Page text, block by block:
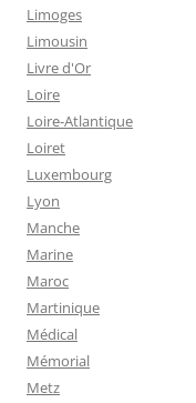
Limoges
Limousin
Livre d'Or
Loire
Loire-Atlantique
Loiret
Luxembourg
Lyon
Manche
Marine
Maroc
Martinique
Médical
Mémorial
Metz